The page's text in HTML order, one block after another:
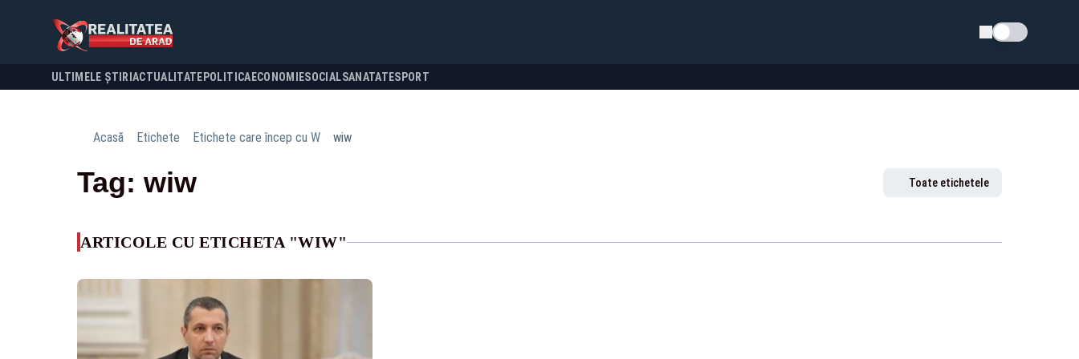
Schimba tema
ULTIMELE ȘTIRI ACTUALITATE POLITICA ECONOMIESOCIALSANATATESPORT
Acasă Etichete Etichete care încep cu W wiw
Tag: wiw Toate etichetele
ARTICOLE CU ETICHETA "WIW"